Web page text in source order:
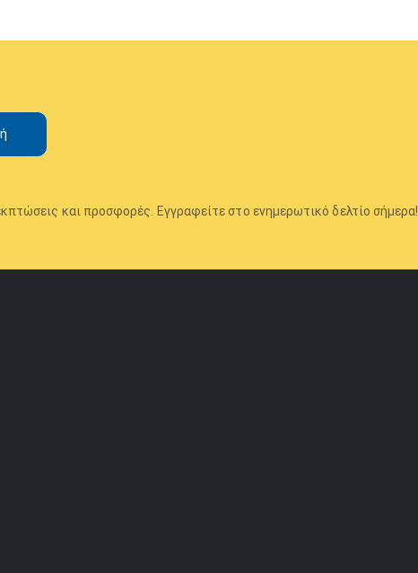
και προσφορές. Εγγραφείτε στο ενημερωτικό δελτίο σήμερα!